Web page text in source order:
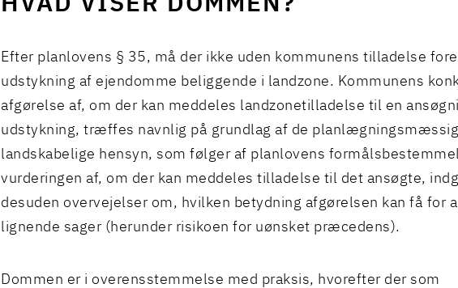
HVAD VISER DOMMEN?
Efter planlovens § 35, må der ikke uden kommunens tilladelse
udstykning af ejendomme beliggende i landzone. Kommunens
afgørelse af, om der kan meddeles landzonetilladelse til en
udstykning, træffes navnlig på grundlag af de
landskabelige hensyn, som følger af planlovens
vurderingen af, om der kan meddeles tilladelse til det ansøgte,
desuden overvejelser om, hvilken betydning afgørelsen kan få for
lignende sager (herunder risikoen for uønsket præcedens).
Dommen er i overensstemmelse med praksis, hvorefter der som